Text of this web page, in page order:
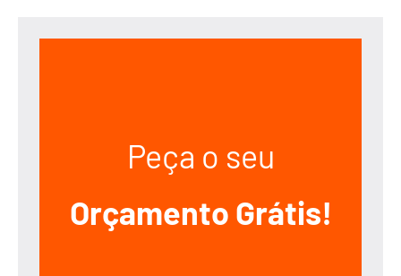
Peça o seu
Orçamento Grátis!